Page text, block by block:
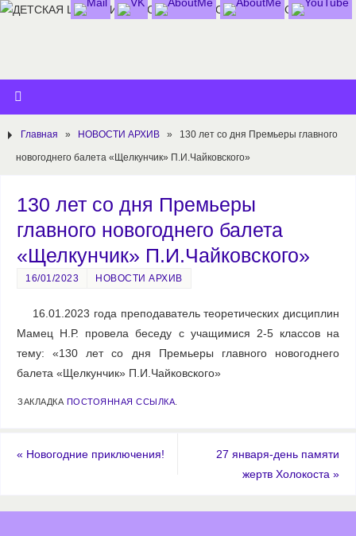
Главная » НОВОСТИ АРХИВ » 130 лет со дня Премьеры главного
новогоднего балета «Щелкунчик» П.И.Чайковского»
130 лет со дня Премьеры
главного новогоднего балета
«Щелкунчик» П.И.Чайковского»
16/01/2023 НОВОСТИ АРХИВ
16.01.2023 года преподаватель теоретических дисциплин
Мамец Н.Р. провела беседу с учащимися 2-5 классов на
тему: «130 лет со дня Премьеры главного новогоднего
балета «Щелкунчик» П.И.Чайковского»
ЗАКЛАДКА ПОСТОЯННАЯ ССЫЛКА
« Новогодние приключения!
27 января-день памяти
жертв Холокоста »